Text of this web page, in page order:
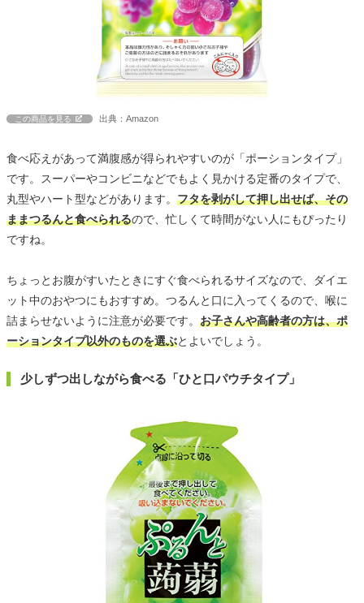
この商品を見る 出典：Amazon
食べ応えがあって満腹感が得られやすいのが「ポーションタイプ」
です。スーパーやコンビニなどでもよく見かける定番のタイプで、
丸型やハート型などがあります。 フタを剥がして押し出せば、その
ままつるんと食べられるので、忙しくて時間がない人にもぴったり
ですね。
ちょっとお腹がすいたときにすぐ食べられるサイズなので、ダイエ
ット中のおやつにもおすすめ。つるんと口に入ってくるので、喉に
詰まらせないように注意が必要です。 お子さんや高齢者の方は、ポ
ーションタイプ以外のものを選ぶとよいでしょう。
少しずつ出しながら食べる「ひと口パウチタイプ」